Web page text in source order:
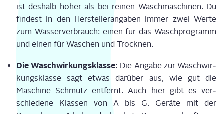
ist des­halb höher als bei rei­nen Wasch­ma­schi­nen. Du
fin­dest in den Her­stel­ler­an­ga­ben immer zwei Wer­te
zum Was­ser­ver­brauch: einen für das Wasch­pro­gramm
und einen für Waschen und Trocknen.
Die Wasch­wir­kungs­klas­se: Die Anga­be zur Wasch­wir­
kungs­klas­se sagt etwas dar­über aus, wie gut die
Maschi­ne Schmutz ent­fernt. Auch hier gibt es ver­
schie­de­ne Klas­sen von A bis G. Gerä­te mit der